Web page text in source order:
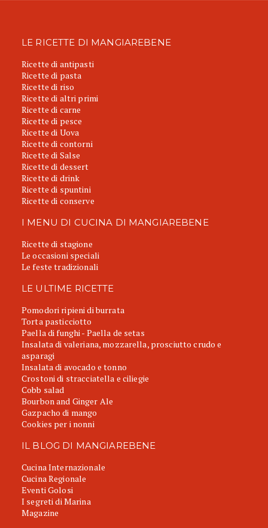
LE RICETTE DI MANGIAREBENE
Ricette di antipasti
Ricette di pasta
Ricette di riso
Ricette di altri primi
Ricette di carne
Ricette di pesce
Ricette di Uova
Ricette di contorni
Ricette di Salse
Ricette di dessert
Ricette di drink
Ricette di spuntini
Ricette di conserve
I MENU DI CUCINA DI MANGIAREBENE
Ricette di stagione
Le occasioni speciali
Le feste tradizionali
LE ULTIME RICETTE
Pomodori ripieni di burrata
Torta pasticciotto
Paella di funghi - Paella de setas
Insalata di valeriana, mozzarella, prosciutto crudo e
asparagi
Insalata di avocado e tonno
Crostoni di stracciatella e ciliegie
Cobb salad
Bourbon and Ginger Ale
Gazpacho di mango
Cookies per i nonni
IL BLOG DI MANGIAREBENE
Cucina Internazionale
Cucina Regionale
Eventi Golosi
I segreti di Marina
Magazine